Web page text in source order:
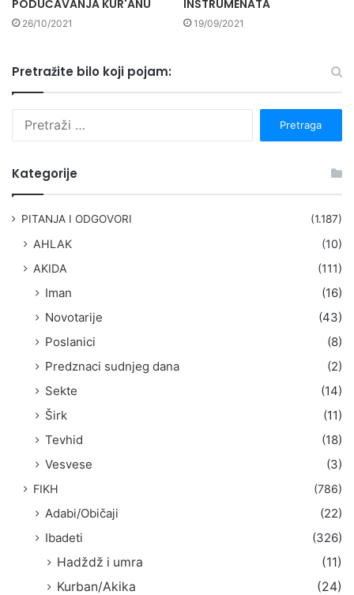
PODUČAVANJA KUR'ANU
26/10/2021
INSTRUMENATA
19/09/2021
Pretražite bilo koji pojam:
Kategorije
PITANJA I ODGOVORI (1.187)
AHLAK
(10)
AKIDA
(111)
Iman
(16)
Novotarije
(43)
Poslanici
(8)
Predznaci sudnjeg dana
(2)
Sekte
(14)
Širk
(11)
Tevhid
(18)
Vesvese
(3)
FIKH (786)
Adabi/Običaji
(22)
Ibadeti
(326)
Hadždž i umra
(11)
Kurban/Akika
(24)